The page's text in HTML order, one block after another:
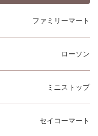
ファミリーマート
ローソン
ミニストップ
セイコーマート